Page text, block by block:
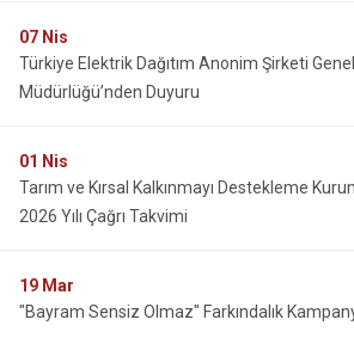
07 Nis
Türkiye Elektrik Dağıtım Anonim Şirketi
Müdürlüğü’nden Duyuru
01 Nis
Tarım ve Kırsal Kalkınmayı Destekleme
2026 Yılı Çağrı Takvimi
19 Mar
"Bayram Sensiz Olmaz" Farkındalık